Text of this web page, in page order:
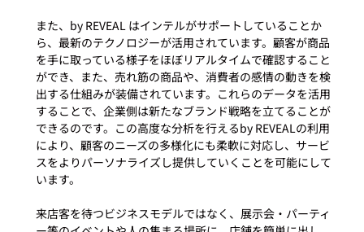
また、by REVEAL はインテルがサポートしていることか
ら、最新のテクノロジーが活用されています。顧客が商品
を手に取っている様子をほぼリアルタイムで確認すること
ができ、また、売れ筋の商品や、消費者の感情の動きを検
出する仕組みが装備されています。これらのデータを活用
することで、企業側は新たなブランド戦略を立てることが
できるのです。この高度な分析を行えるby REVEALの利用
により、顧客のニーズの多様化にも柔軟に対応し、サービ
スをよりパーソナライズし提供していくことを可能にして
います。
来店客を待つビジネスモデルではなく、展示会・パーティ